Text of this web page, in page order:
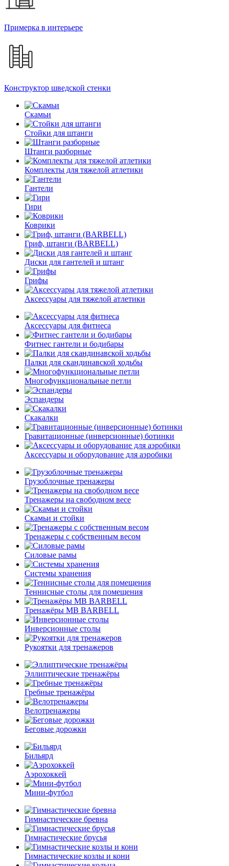
Примерка в интерьере
Конструктор шведской стенки
Скамьи
Стойки для штанги
Штанги разборные
Комплекты для тяжелой атлетики
Гантели
Гири
Коврики
Гриф, штанги (BARBELL)
Диски для гантелей и штанг
Грифы
Аксессуары для тяжелой атлетики
Аксессуары для фитнеса
Фитнес гантели и бодибары
Палки для скандинавской ходьбы
Многофункциональные петли
Эспандеры
Скакалки
Гравитационные (инверсионные) ботинки
Аксессуары и оборудование для аэробики
Грузоблочные тренажеры
Тренажеры на свободном весе
Скамьи и стойки
Тренажеры с собственным весом
Силовые рамы
Системы хранения
Теннисные столы для помещения
Тренажёры MB BARBELL
Инверсионные столы
Рукоятки для тренажеров
Эллиптические тренажёры
Гребные тренажёры
Велотренажеры
Беговые дорожки
Бильярд
Аэрохоккей
Мини-футбол
Гимнастические бревна
Гимнастические брусья
Гимнастические козлы и кони